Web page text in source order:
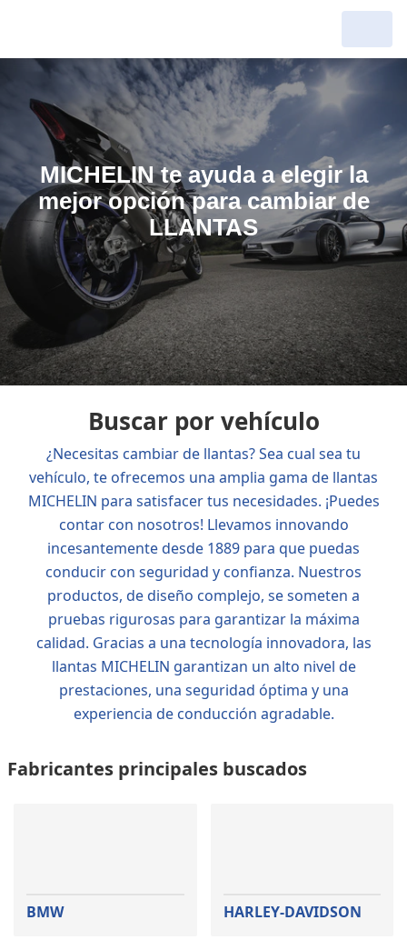
MICHELIN te ayuda a elegir la
mejor opción para cambiar de
LLANTAS
Buscar por vehículo
¿Necesitas cambiar de llantas? Sea cual sea tu
vehículo, te ofrecemos una amplia gama de llantas
MICHELIN para satisfacer tus necesidades. ¡Puedes
contar con nosotros! Llevamos innovando
incesantemente desde 1889 para que puedas
conducir con seguridad y confianza. Nuestros
productos, de diseño complejo, se someten a
pruebas rigurosas para garantizar la máxima
calidad. Gracias a una tecnología innovadora, las
llantas MICHELIN garantizan un alto nivel de
prestaciones, una seguridad óptima y una
experiencia de conducción agradable.
Fabricantes principales buscados
BMW HARLEY-DAVIDSON